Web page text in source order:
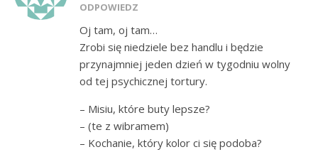
ODPOWIEDZ
Oj tam, oj tam…
Zrobi się niedziele bez handlu i będzie
przynajmniej jeden dzień w tygodniu wolny
od tej psychicznej tortury.
– Misiu, które buty lepsze?
– (te z wibramem)
– Kochanie, który kolor ci się podoba?